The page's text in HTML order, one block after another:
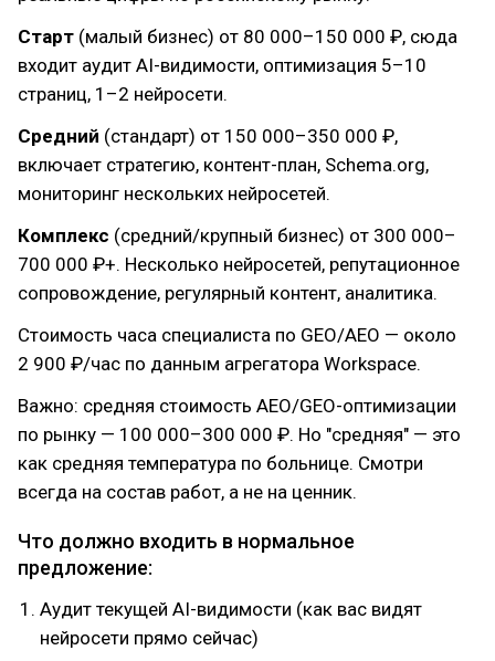
Старт (малый бизнес) от 80 000–150 000 ₽, сюда
входит аудит AI-видимости, оптимизация 5–10
страниц, 1–2 нейросети.
Средний (стандарт) от 150 000–350 000 ₽,
включает стратегию, контент-план, Schema.org,
мониторинг нескольких нейросетей.
Комплекс (средний/крупный бизнес) от 300 000–
700 000 ₽+. Несколько нейросетей, репутационное
сопровождение, регулярный контент, аналитика.
Стоимость часа специалиста по GEO/AEO — около
2 900 ₽/час по данным агрегатора Workspace.
Важно: средняя стоимость AEO/GEO-оптимизации
по рынку — 100 000–300 000 ₽. Но "средняя" — это
как средняя температура по больнице. Смотри
всегда на состав работ, а не на ценник.
Что должно входить в нормальное
предложение:
Аудит текущей AI-видимости (как вас видят
нейросети прямо сейчас)